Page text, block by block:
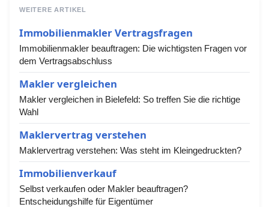
WEITERE ARTIKEL
Immobilienmakler Vertragsfragen
Immobilienmakler beauftragen: Die wichtigsten Fragen vor
dem Vertragsabschluss
Makler vergleichen
Makler vergleichen in Bielefeld: So treffen Sie die richtige
Wahl
Maklervertrag verstehen
Maklervertrag verstehen: Was steht im Kleingedruckten?
Immobilienverkauf
Selbst verkaufen oder Makler beauftragen?
Entscheidungshilfe für Eigentümer